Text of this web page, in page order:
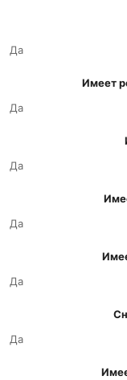
Да
Имеет
Да
Да
Да
Да
Да